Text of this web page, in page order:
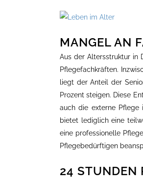
MANGEL AN
Aus der Altersstruktur in
Pflegefachkräften.
liegt der Anteil der
Prozent steigen. Diese
auch die externe Pflege
bietet lediglich eine
eine professionelle
Pflegebedürftigen
24 STUNDEN